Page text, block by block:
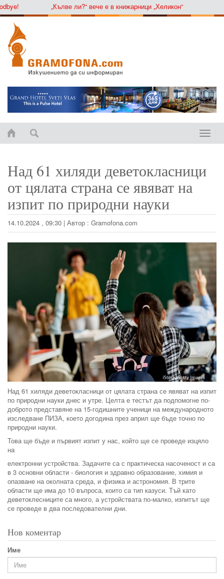
„Кълве ли?“ вече е в книжарници „Хеликон“
Toggle
Над 61 хиляди деветокласници
от цялата страна се явяват на
изпит по природни науки
14.10.2024 , 09:30 | Автор : Gramofona.com
Над 61 хиляди деветокласници от цялата страна се явяват на изпит
по природни науки днес и утре. Целта е тестът да подпомогне по-
доброто представяне на 15-годишните ученици на международното
изследване ПИЗА, което догодина през април ще бъде точно по
природни науки.
Това ще бъде и първият изпит у нас, който ще се проведе изцяло
на
електронни устройства. Задачите са с практическа насоченост и са
в 3 основни области - биология и здравно образование, химия и
опазване на околната среда, и физика и астрономия. В трите
области ще има до 10 въпроса, които са тип казуси. Тъй като
деветоклесниците са много, а устройствата по-малко, изпитът ще
се проведе в два последователни дни.
Нов коментар
Име